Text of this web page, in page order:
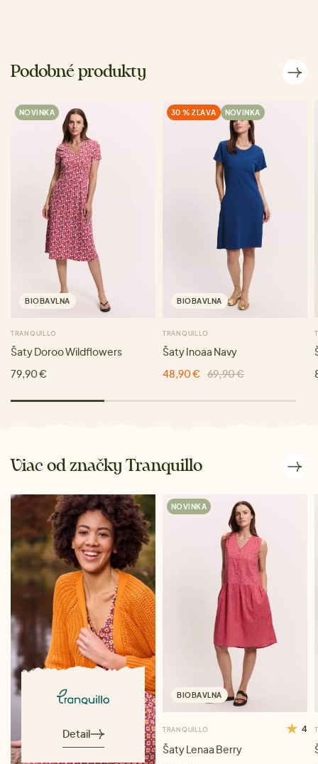
Podobné produkty
NOVINKA
BIOBAVLNA
TRANQUILLO
Šaty Doroo Wildflowers
79,90 €
30 % ZĽAVA NOVINKA
BIOBAVLNA
TRANQUILLO
Šaty Inoaa Navy
48,90 €
69,90 €
Viac od značky Tranquillo
Detail
NOVINKA
BIOBAVLNA
TRANQUILLO 4
Šaty Lenaa Berry